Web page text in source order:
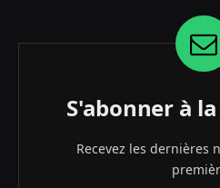
S'abonner à
Recevez les dernières